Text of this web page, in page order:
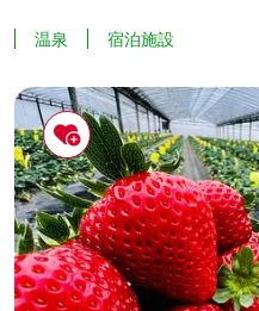
す。アルカリ性のお湯はお
ます。金成の黄金伝説に登
なみ、男湯には「藤太」・
がつけられています。 大浴
年」が描かれており、サ...
温泉 宿泊施設